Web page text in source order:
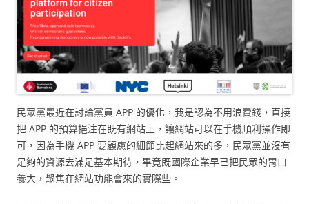
民眾黨最近在討論黨員 APP 的優化，我是認為不用浪費錢，直接
把 APP 的預算挹注在既有網站上，讓網站可以在手機順利操作即
可，因為手機 APP 要顧慮的細節比起網站來的多，民眾黨並沒有
足夠的資源去滿足基本期待，畢竟既國際企業早已把民眾的胃口
養大，聚焦在網站功能會來的實際些。